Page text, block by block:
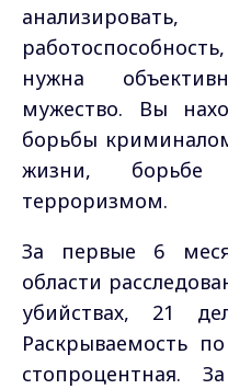
нужна
мужество. Вы
борьбы
жизни,
терроризмом.
За первые 6
области
убийствах, 21
Раскрываемость
стопроцентная.